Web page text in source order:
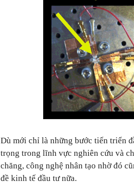
Dù mới chỉ là những bước tiến triển
trọng trong lĩnh vực nghiên cứu và
chăng, công nghệ nhân tạo nhờ đó
đề kinh tế đầu tư nữa.